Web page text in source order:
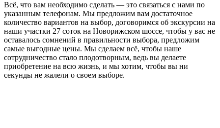
Всё, что вам необходимо сделать — это связаться с нами по
указанным телефонам. Мы предложим вам достаточное
количество вариантов на выбор, договоримся об экскурсии на
наши участки 27 соток на Новорижском шоссе, чтобы у вас не
оставалось сомнений в правильности выбора, предложим
самые выгодные цены. Мы сделаем всё, чтобы наше
сотрудничество стало плодотворным, ведь вы делаете
приобретение на всю жизнь, и мы хотим, чтобы вы ни
секунды не жалели о своем выборе.